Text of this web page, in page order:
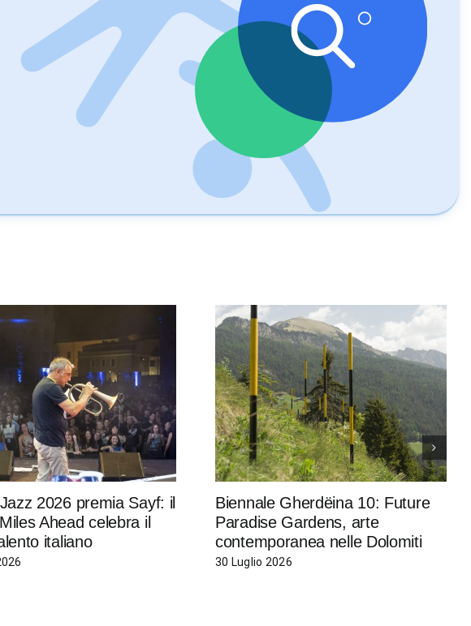
2026 premia Sayf: il
Ahead celebra il
italiano
Biennale Gherdëina 10: Future
Paradise Gardens, arte
contemporanea nelle Dolomiti
30 Luglio 2026